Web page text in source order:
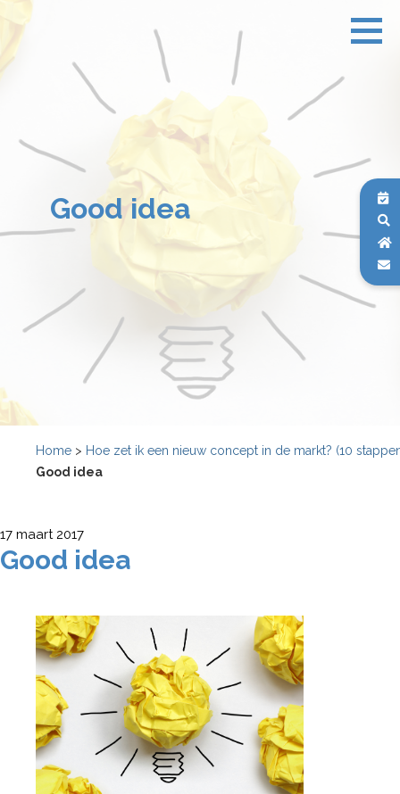
Good idea
Home > Hoe zet ik een nieuw concept in de markt? (10
Good idea
17 maart 2017
Good idea